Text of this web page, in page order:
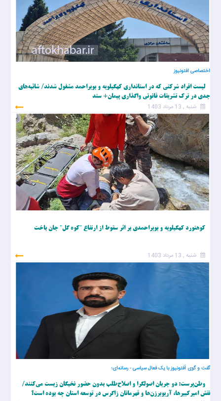
اختصاصی افتونیوز
لیست افراد شرکتی که در استانداری کهگیلویه و بویراحمد مشغول شدند/ شائبه‌های
جدی در ترک تشریفات قانونی واگذاری پیمان+ سند
شنبه , 13 مرداد 1403
کوهنورد کهگیلویه و بویراحمدی بر اثر سقوط از ارتفاع "کوه گل" جان باخت
شنبه , 13 مرداد 1403
گفت و گوی اَفتونیوز با یک فعال سیاسی - رسانه‌ای؛
وطن‌پرست: دو جریان اصولگرا و اصلاح‌طلب بدون حضور نخبگان زیست می‌کنند/
نقش امیرکبیرها، آریوبرزن‌ها و قهرمانان زاگرس در توسعه استان چه بوده است؟